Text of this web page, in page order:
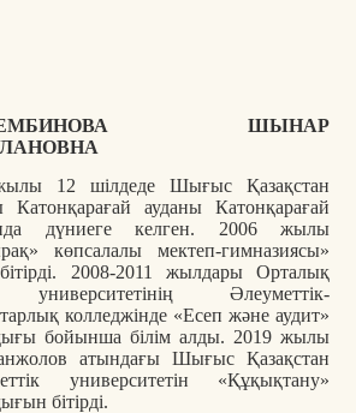
ШЫНАР
12 шілдеде Шығыс Қазақстан
Катонқарағай ауданы Катонқарағай
дүниеге келген. 2006 жылы
көпсалалы мектеп-гимназиясы»
2008-2011 жылдары Орталық
Әлеуметтік-
колледжінде «Есеп және аудит»
бойынша білім алды. 2019 жылы
атындағы Шығыс Қазақстан
университетін «Құқықтану»
бітірді.